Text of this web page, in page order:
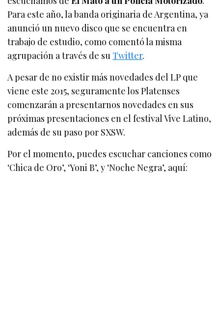
Para este año, la banda originaria de Argentina, ya
anunció un nuevo disco que se encuentra en
trabajo de estudio, como comentó la misma
agrupación a través de su Twitter.
A pesar de no existir más novedades del LP que
viene este 2015, seguramente los Platenses
comenzarán a presentarnos novedades en sus
próximas presentaciones en el festival Vive Latino,
además de su paso por SXSW.
Por el momento, puedes escuchar canciones como
‘Chica de Oro’, ‘Yoni B’, y ‘Noche Negra’, aquí: